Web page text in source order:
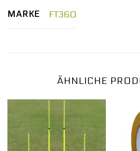
MARKE FT360
ÄHNLICHE